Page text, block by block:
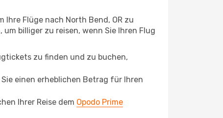
Flüge nach North Bend, OR zu
billiger zu reisen, wenn Sie Ihren Flug
zu finden und zu buchen,
einen erheblichen Betrag für Ihren
Ihrer Reise dem Opodo Prime